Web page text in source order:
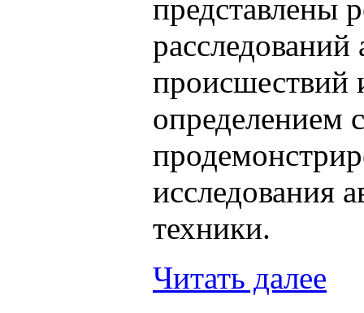
представлены
происшествий
определением
исследования
техники.
Читать далее